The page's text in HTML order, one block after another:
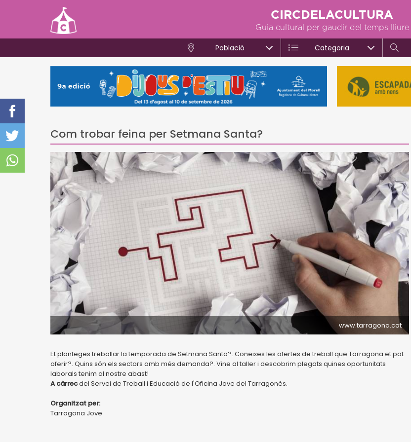
CIRCDELACULTURA
Guia cultural per gaudir del temps lliure
Població Categoria
Com trobar feina per Setmana Santa?
www.tarragona.cat
Et planteges treballar la temporada de Setmana Santa?. Coneixes les ofertes de treball que Tarragona et pot
oferir?. Quins són els sectors amb més demanda?. Vine al taller i descobrim plegats quines oportunitats
laborals tenim al nostre abast!
A càrrecdel Servei de Treball i Educació de l'Oficina Jove del Tarragonès.
Organitzat per:
Tarragona Jove